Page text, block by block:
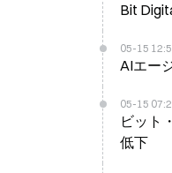
Bit
05-15
AIエー
05-15
ビット
低下